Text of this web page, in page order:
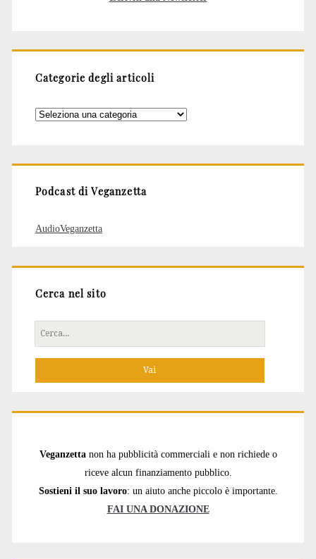
Categorie degli articoli
Categorie
Podcast di Veganzetta
AudioVeganzetta
Cerca nel sito
Cerca
per:
Veganzetta non ha pubblicità commerciali e non richiede o
riceve alcun finanziamento pubblico.
Sostieni il suo lavoro: un aiuto anche piccolo è importante.
FAI UNA DONAZIONE